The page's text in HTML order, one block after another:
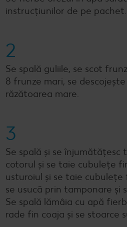
instrucțiunilor de pe pachet.
2
Se spală guliile, se scot
8 frunze mari, se
răzătoarea mare.
3
Se spală și se înjumătățesc
cotorul și se taie cubulețe
usturoiul și se taie cubulețe
se usucă prin tamponare și
Se spală lămâia cu apă
rade fin coaja și se stoarce